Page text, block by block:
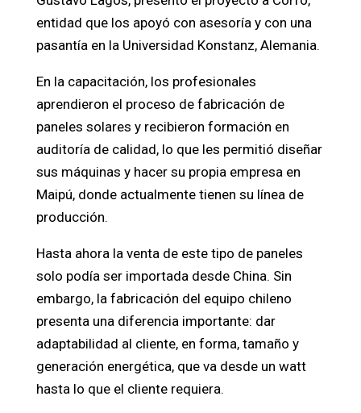
entidad que los apoyó con asesoría y con una
pasantía en la Universidad Konstanz, Alemania.
En la capacitación, los profesionales
aprendieron el proceso de fabricación de
paneles solares y recibieron formación en
auditoría de calidad, lo que les permitió diseñar
sus máquinas y hacer su propia empresa en
Maipú, donde actualmente tienen su línea de
producción.
Hasta ahora la venta de este tipo de paneles
solo podía ser importada desde China. Sin
embargo, la fabricación del equipo chileno
presenta una diferencia importante: dar
adaptabilidad al cliente, en forma, tamaño y
generación energética, que va desde un watt
hasta lo que el cliente requiera.